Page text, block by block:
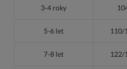
3-4 roky
5-6 let 110/
7-8 let 122/